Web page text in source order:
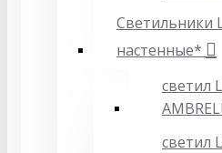
Светильники
настенные*
светил
светил